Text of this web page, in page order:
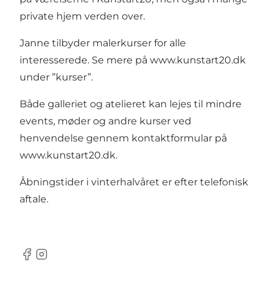
private hjem verden over.
Janne tilbyder malerkurser for alle
interesserede. Se mere på www.kunstart20.dk
under ”kurser”.
Både galleriet og atelieret kan lejes til mindre
events, møder og andre kurser ved
henvendelse gennem kontaktformular på
www.kunstart20.dk.
Åbningstider i vinterhalvåret er efter telefonisk
aftale.
Facebook
Instagram